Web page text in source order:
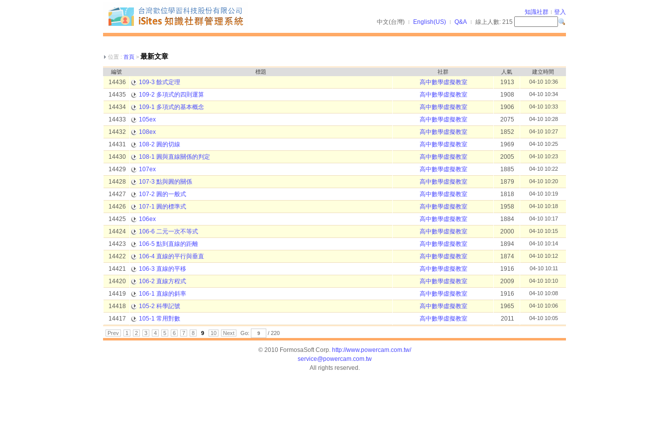
知識社群
登入
中文(台灣)
English(US) Q&A 線上人數: 215
位置 : 首頁 > 最新文章
編號 標題 社群 人氣 建立時間
14436 109-3 餘式定理 高中數學虛擬教室 1913 04-10 10:36
14435 109-2 多項式的四則運算 高中數學虛擬教室 1908 04-10 10:34
14434 109-1 多項式的基本概念 高中數學虛擬教室 1906 04-10 10:33
14433 105ex 高中數學虛擬教室 2075 04-10 10:28
14432 108ex 高中數學虛擬教室 1852 04-10 10:27
14431 108-2 圓的切線 高中數學虛擬教室 1969 04-10 10:25
14430 108-1 圓與直線關係的判定 高中數學虛擬教室 2005 04-10 10:23
14429 107ex 高中數學虛擬教室 1885 04-10 10:22
14428 107-3 點與圓的關係 高中數學虛擬教室 1879 04-10 10:20
14427 107-2 圓的一般式 高中數學虛擬教室 1818 04-10 10:19
14426 107-1 圓的標準式 高中數學虛擬教室 1958 04-10 10:18
14425 106ex 高中數學虛擬教室 1884 04-10 10:17
14424 106-6 二元一次不等式 高中數學虛擬教室 2000 04-10 10:15
14423 106-5 點到直線的距離 高中數學虛擬教室 1894 04-10 10:14
14422 106-4 直線的平行與垂直 高中數學虛擬教室 1874 04-10 10:12
14421 106-3 直線的平移 高中數學虛擬教室 1916 04-10 10:11
14420 106-2 直線方程式 高中數學虛擬教室 2009 04-10 10:10
14419 106-1 直線的斜率 高中數學虛擬教室 1916 04-10 10:08
14418 105-2 科學記號 高中數學虛擬教室 1965 04-10 10:06
14417 105-1 常用對數 高中數學虛擬教室 2011 04-10 10:05
Prev 1 2 3 4 5 6 7 8 9 10 Next Go: / 220
© 2010 FormosaSoft Corp. http://www.powercam.com.tw/
service@powercam.com.tw
All rights reserved.